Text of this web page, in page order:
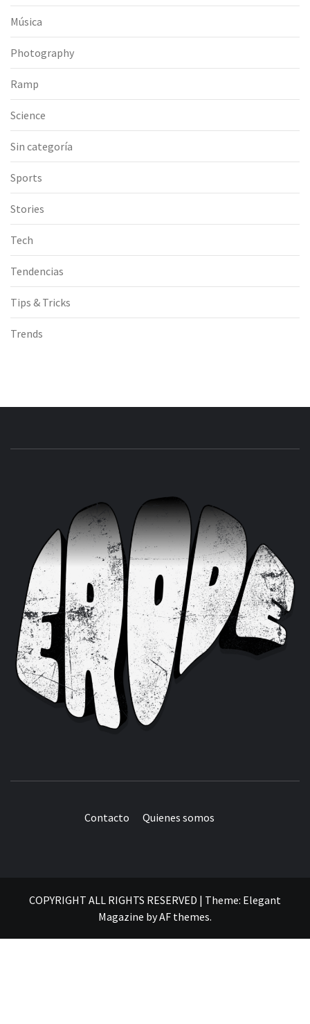
Música
Photography
Ramp
Science
Sin categoría
Sports
Stories
Tech
Tendencias
Tips & Tricks
Trends
Contacto Quienes somos
COPYRIGHT ALL RIGHTS RESERVED | Theme: Elegant
Magazine byAF themes.